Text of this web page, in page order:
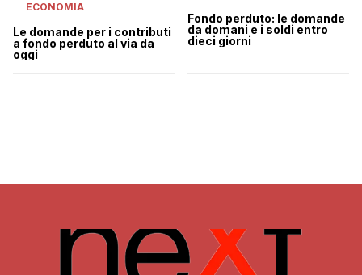
ECONOMIA
Le domande per i contributi
a fondo perduto al via da
oggi
Fondo perduto: le domande
da domani e i soldi entro
dieci giorni